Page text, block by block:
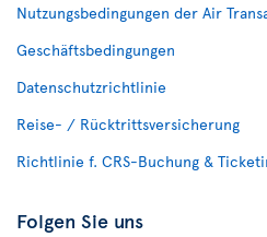
Nutzungsbedingungen der Air
Geschäftsbedingungen
Datenschutzrichtlinie
Reise- / Rücktrittsversicherung
Richtlinie f. CRS-Buchung &
Folgen Sie uns